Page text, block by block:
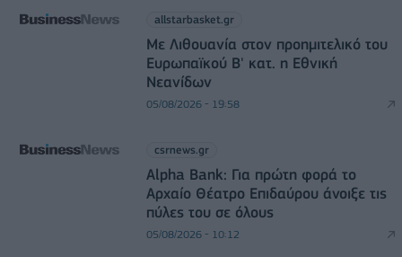
allstarbasket.gr
Με Λιθουανία στον προημιτελικό του
Ευρωπαϊκού Β' κατ. η Εθνική
Νεανίδων
05/08/2026 - 19:58
csrnews.gr
Alpha Bank: Για πρώτη φορά το
Αρχαίο Θέατρο Επιδαύρου άνοιξε τις
πύλες του σε όλους
05/08/2026 - 10:12